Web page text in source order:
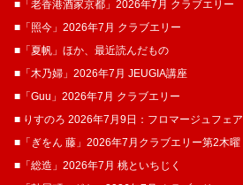
■「老香港酒家京都」2026年7月 クラブエリー
■「照今」2026年7月 クラブエリー
■「夏帆」ほか、最近読んだもの
■「木乃婦」2026年7月 JEUGIA講座
■「Guu」2026年7月 クラブエリー
■ りすのろ 2026年7月9日：フロマージュフェア
■「ぎをん 藤」2026年7月クラブエリー第2木曜
■「総造」2026年7月 桃といちじく